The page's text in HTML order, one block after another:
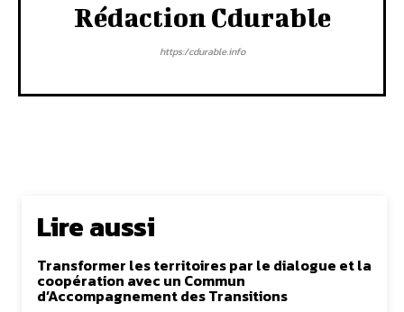
Rédaction Cdurable
https:/cdurable.info
Lire aussi
Transformer les territoires par le dialogue et la
coopération avec un Commun
d’Accompagnement des Transitions